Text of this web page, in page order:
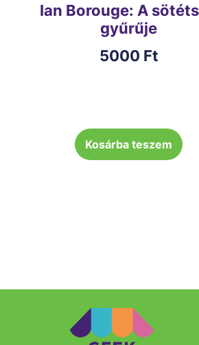
Ian Borouge: A
gyűrűje
5000 Ft
Kosárba teszem